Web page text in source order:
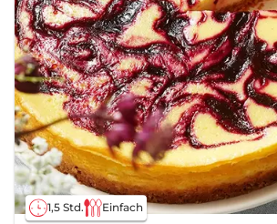
1,5 Std. Einfach